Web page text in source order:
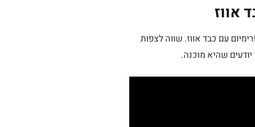
אווז
עם כבד אווז. שווה לצפות
שהיא מוכנה.